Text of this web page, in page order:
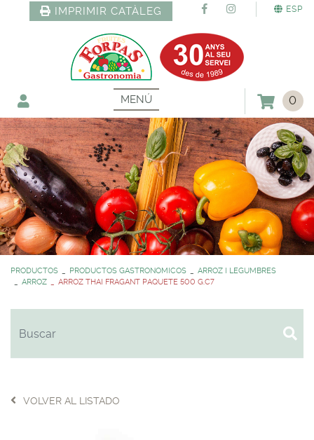
ESP
IMPRIMIR CATÀLEG
MENÚ 0
PRODUCTOS PRODUCTOS GASTRONOMICOS
ARROZ I LEGUMBRES
ARROZ
ARROZ THAI FRAGANT PAQUETE 500 G.C7
VOLVER AL LISTADO